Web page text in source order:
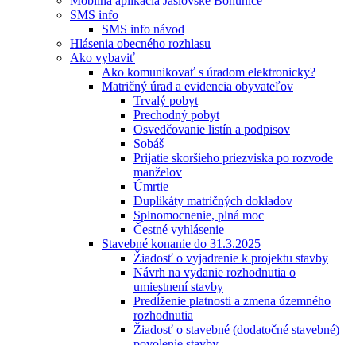
SMS info
SMS info návod
Hlásenia obecného rozhlasu
Ako vybaviť
Ako komunikovať s úradom elektronicky?
Matričný úrad a evidencia obyvateľov
Trvalý pobyt
Prechodný pobyt
Osvedčovanie listín a podpisov
Sobáš
Prijatie skoršieho priezviska po rozvode
manželov
Úmrtie
Duplikáty matričných dokladov
Splnomocnenie, plná moc
Čestné vyhlásenie
Stavebné konanie do 31.3.2025
Žiadosť o vyjadrenie k projektu stavby
Návrh na vydanie rozhodnutia o
umiestnení stavby
Predĺženie platnosti a zmena územného
rozhodnutia
Žiadosť o stavebné (dodatočné stavebné)